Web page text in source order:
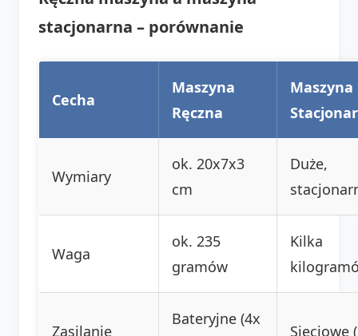
stacjonarna – porównanie
Cecha
Maszyna
Ręczna
Maszyna
Wymiary
ok. 20x7x3
cm
Duże,
Waga
ok. 235
gramów
Kilka
Zasilanie
Bateryjne (4x
Sieciowe